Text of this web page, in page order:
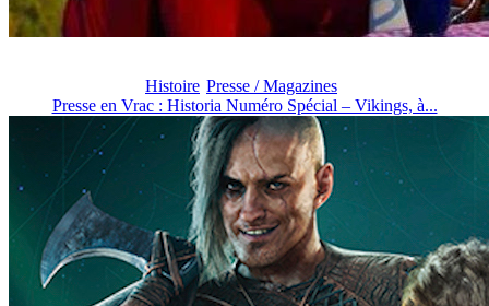
Histoire Presse / Magazines
Presse en Vrac : Historia Numéro Spécial – Vikings, à...